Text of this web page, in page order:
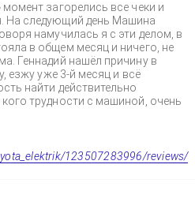
загорелись все чеки и
На следующий день Машина
намучилась я с эти делом, в
в общем месяц и ничего, не
Геннадий нашёл причину в
езжу уже 3-й месяц и всё
найти действительно
трудности с машиной, очень
123507283996/reviews/